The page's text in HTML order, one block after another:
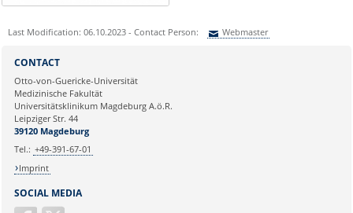
Last Modification: 06.10.2023 - Contact Person: Webmaster
Ihre E-Mailadresse:
Ihr Anliegen:
SOCIAL MEDIA
CONTACT
Otto-von-Guericke-Universität
Medizinische Fakultät
Universitätsklinikum Magdeburg A.ö.R.
Leipziger Str. 44
39120 Magdeburg
Tel.: +49-391-67-01
Imprint